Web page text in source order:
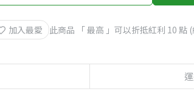
加入最愛 此商品 「 最高 」可以折抵紅利 10 點